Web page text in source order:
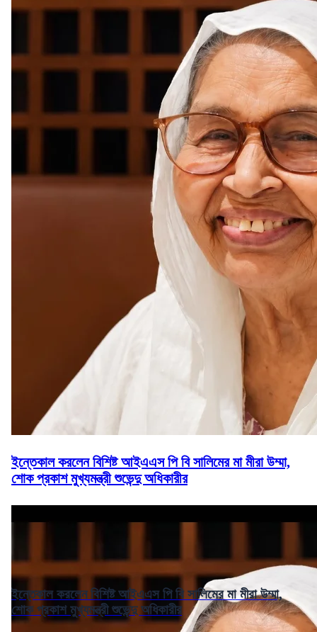
ইন্তেকাল করলেন বিশিষ্ট আইএএস পি বি সালিমের মা মীরা উম্মা,
শোক প্রকাশ মুখ্যমন্ত্রী শুভেন্দু অধিকারীর
ইন্তেকাল করলেন বিশিষ্ট আইএএস পি বি সালিমের মা মীরা উম্মা,
শোক প্রকাশ মুখ্যমন্ত্রী শুভেন্দু অধিকারীর